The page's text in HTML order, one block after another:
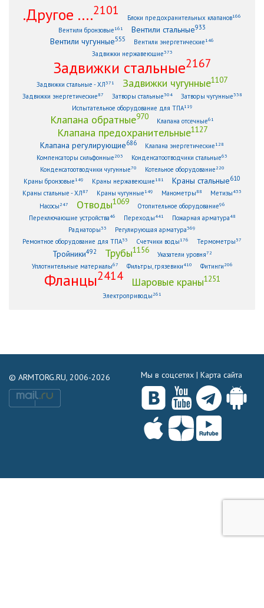
.Другое ....2101
Блоки предохранительных клапанов166
Вентили бронзовые161 Вентили стальные933
Вентили чугунные555 Вентили энергетические146
Задвижки нержавеющие373
Задвижки стальные2167
Задвижки стальные - ХЛ371 Задвижки чугунные1107
Задвижки энергетические87 Затворы стальные304 Затворы чугунные338
Испытательное оборудование для ТПА119
Клапана обратные970 Клапана отсечные61
Клапана предохранительные1127
Клапана регулирующие686 Клапана энергетические128
Компенсаторы сильфонные 203 Конденсатоотводчики стальные63
Конденсатоотводчики чугунные70 Котельное оборудование 220
Краны бронзовые149 Краны нержавеющие181 Краны стальные610
Краны стальные - ХЛ87 Краны чугунные149 Манометры88 Метизы433
Насосы 247 Отводы1069 Отопительное оборудование96
Переключающие устройства46 Переходы441 Пожарная арматура48
Радиаторы33 Регулирующая арматура369
Ремонтное оборудование для ТПА53 Счетчики воды176 Термометры 57
Тройники492 Трубы1156 Указатели уровня72
Уплотнительные материалы67 Фильтры, грязевики410 Фитинги 206
Фланцы2414 Шаровые краны1251
Электроприводы 261
© ARMTORG.RU, 2006-2026 Мы в соцсетях | Карта сайта